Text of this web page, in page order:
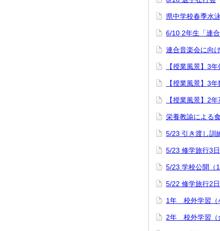
県中学校春季水
6/10 2年生「連
連合音楽会に向
【授業風景】3
【授業風景】3
【授業風景】2
栄養教諭による
5/23 引き渡し訓
5/23 修学旅行3
5/23 学校公開（
5/22 修学旅行2
1年 校外学習（
2年 校外学習（